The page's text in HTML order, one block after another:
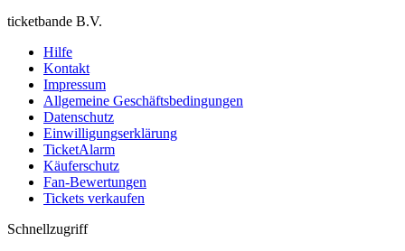
ticketbande B.V.
Hilfe
Kontakt
Impressum
Allgemeine Geschäftsbedingungen
Datenschutz
Einwilligungserklärung
TicketAlarm
Käuferschutz
Fan-Bewertungen
Tickets verkaufen
Schnellzugriff